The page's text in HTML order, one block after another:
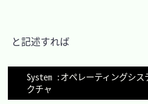
と記述すれば
System :オペレーティングシ